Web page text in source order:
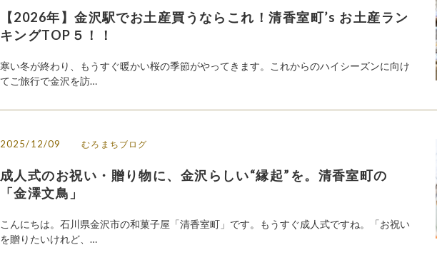
【2026年】金沢駅でお土産買うならこれ！清香室町’s お土産ラン
キングTOP５！！
寒い冬が終わり、もうすぐ暖かい桜の季節がやってきます。これからのハイシーズンに向け
てご旅行で金沢を訪…
2025/12/09 むろまちブログ
成人式のお祝い・贈り物に、金沢らしい“縁起”を。清香室町の
「金澤文鳥」
こんにちは。石川県金沢市の和菓子屋「清香室町」です。もうすぐ成人式ですね。「お祝い
を贈りたいけれど、…